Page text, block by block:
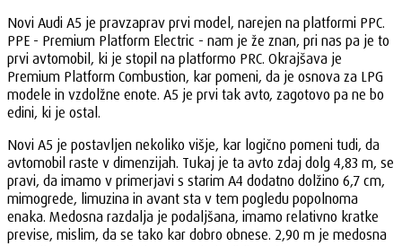
Novi Audi A5 je pravzaprav prvi model, narejen na platformi PPC.
PPE - Premium Platform Electric - nam je že znan, pri nas pa je to
prvi avtomobil, ki je stopil na platformo PRC. Okrajšava je
Premium Platform Combustion, kar pomeni, da je osnova za LPG
modele in vzdolžne enote. A5 je prvi tak avto, zagotovo pa ne bo
edini, ki je ostal.
Novi A5 je postavljen nekoliko višje, kar logično pomeni tudi, da
avtomobil raste v dimenzijah. Tukaj je ta avto zdaj dolg 4,83 m, se
pravi, da imamo v primerjavi s starim A4 dodatno dolžino 6,7 cm,
mimogrede, limuzina in avant sta v tem pogledu popolnoma
enaka. Medosna razdalja je podaljšana, imamo relativno kratke
previse, mislim, da se tako kar dobro obnese. 2,90 m je medosna